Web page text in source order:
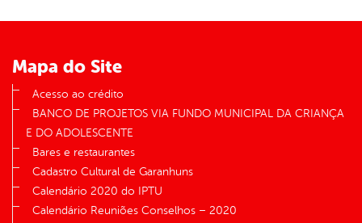
Mapa do Site
Acesso ao crédito
BANCO DE PROJETOS VIA FUNDO MUNICIPAL DA CRIANÇA
E DO ADOLESCENTE
Bares e restaurantes
Cadastro Cultural de Garanhuns
Calendário 2020 do IPTU
Calendário Reuniões Conselhos – 2020